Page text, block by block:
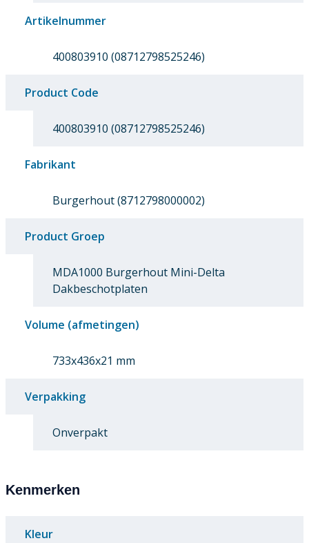
Artikelnummer
400803910 (08712798525246)
Product Code
400803910 (08712798525246)
Fabrikant
Burgerhout (8712798000002)
Product Groep
MDA1000 Burgerhout Mini-Delta
Dakbeschotplaten
Volume (afmetingen)
733x436x21 mm
Verpakking
Onverpakt
Kenmerken
Kleur